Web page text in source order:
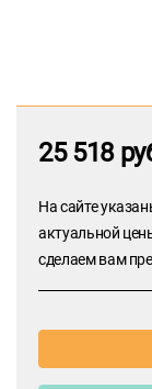
25 518
На сайте
актуальной
сделаем вам